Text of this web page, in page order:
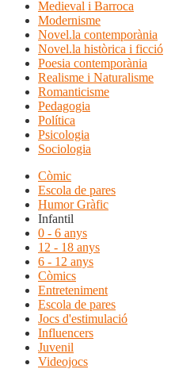
Medieval i Barroca
Modernisme
Novel.la contemporània
Novel.la històrica i ficció
Poesia contemporània
Realisme i Naturalisme
Romanticisme
Pedagogia
Política
Psicologia
Sociologia
Còmic
Escola de pares
Humor Gràfic
Infantil
0 - 6 anys
12 - 18 anys
6 - 12 anys
Còmics
Entreteniment
Escola de pares
Jocs d'estimulació
Influencers
Juvenil
Videojocs